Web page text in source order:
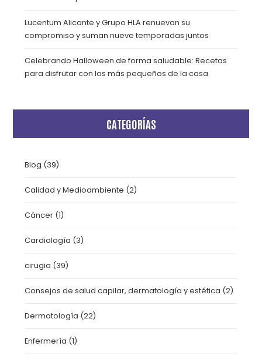
Lucentum Alicante y Grupo HLA renuevan su
compromiso y suman nueve temporadas juntos
Celebrando Halloween de forma saludable: Recetas
para disfrutar con los más pequeños de la casa
CATEGORÍAS
Blog (39)
Calidad y Medioambiente (2)
Cáncer (1)
Cardiología (3)
cirugia (39)
Consejos de salud capilar, dermatología y estética (2)
Dermatología (22)
Enfermería (1)